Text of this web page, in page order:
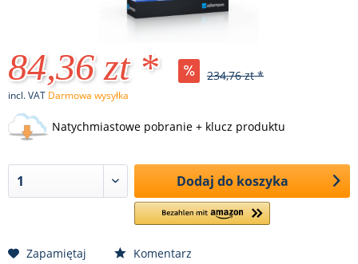
84,36 zt * 234,76 zt *
incl. VAT Darmowa wysyłka
Natychmiastowe pobranie + klucz produktu
Dodaj do koszyka
Zapamiętaj Komentarz